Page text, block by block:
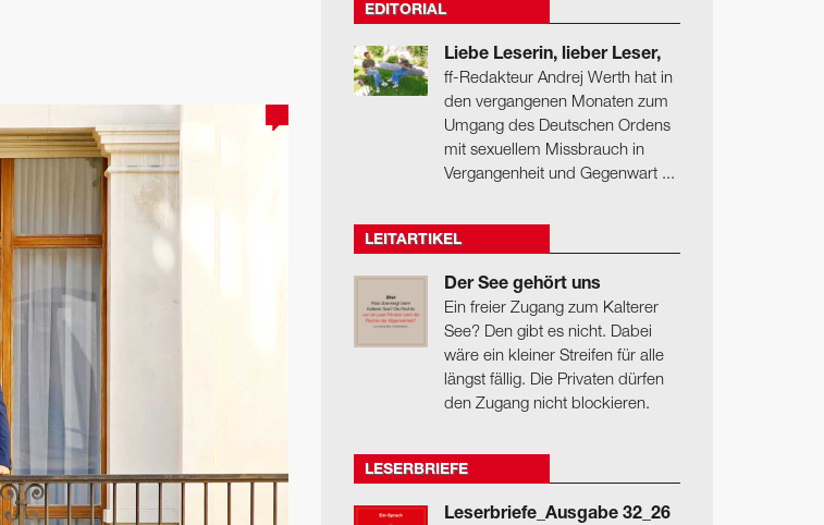
EDITORIAL
Liebe Leserin, lieber Leser,
ff-Redakteur Andrej Werth hat in
den vergangenen Monaten zum
Umgang des Deutschen Ordens
mit sexuellem Missbrauch in
Vergangenheit und Gegenwart ...
LEITARTIKEL
Der See gehört uns
Ein freier Zugang zum Kalterer
See? Den gibt es nicht. Dabei
wäre ein kleiner Streifen für alle
längst fällig. Die Privaten dürfen
den Zugang nicht blockieren.
LESERBRIEFE
Leserbriefe_Ausgabe 32_26